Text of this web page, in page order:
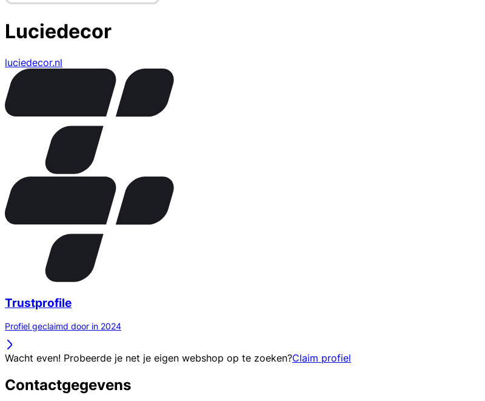
Luciedecor
luciedecor.nl
Trustprofile
Profiel geclaimd door in 2024
Wacht even! Probeerde je net je eigen webshop op te zoeken?Claim profiel
Contactgegevens